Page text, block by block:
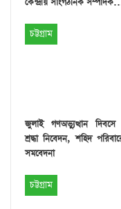
কেন্দ্রীয় সাংগঠনিক
চট্টগ্রাম
জুলাই গণঅভ্যুত্থান
শ্রদ্ধা নিবেদন, শহিদ
সমবেদনা
চট্টগ্রাম